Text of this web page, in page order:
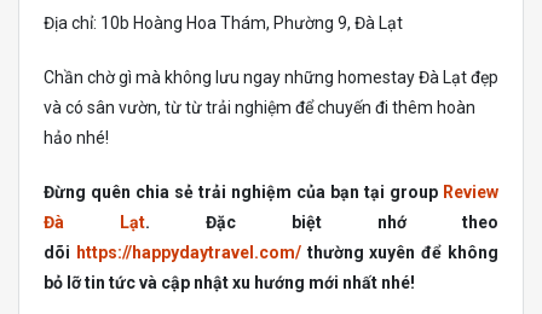
Địa chỉ: 10b Hoàng Hoa Thám, Phường 9, Đà Lạt
Chần chờ gì mà không lưu ngay những homestay Đà Lạt đẹp
và có sân vườn, từ từ trải nghiệm để chuyến đi thêm hoàn
hảo nhé!
Đừng quên chia sẻ trải nghiệm của bạn tại group Review
Đà Lạt. Đặc biệt nhớ theo
dõi https://happydaytravel.com/thường xuyên để không
bỏ lỡ tin tức và cập nhật xu hướng mới nhất nhé!